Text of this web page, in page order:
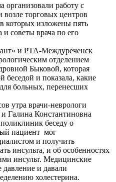
организовали работу с
торговых центров
которых изложены пять
советы врача по его
и РТА-Междуреченск
отделением
Быковой, которая
беседой и показала, какие
больных, перенесших
утра врачи-неврологи
Галина Константиновна
беседу о
пациент мог
и получить
инсульта, и об особенностях
инсульт. Медицинские
давление и давали
холестерина.